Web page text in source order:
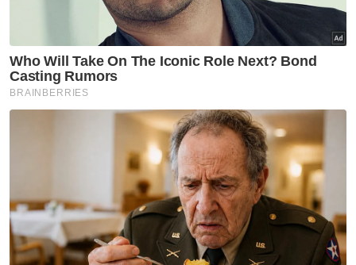
Artikel Disyorkan
Selangor KL
Selepas 8 bulan percuma,
kutipan Plaza Tol Eco Grandeur
mula tengah malam ini
Selangor KL
'Kereta warisan' tersadai
punca parkir makin sempit